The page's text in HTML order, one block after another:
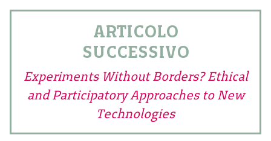
ARTICOLO
SUCCESSIVO
Experiments Without Borders? Ethical
and Participatory Approaches to New
Technologies